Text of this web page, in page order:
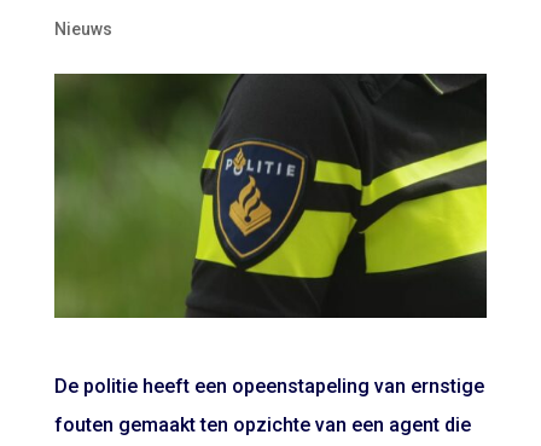
Nieuws
De politie heeft een opeenstapeling van ernstige
fouten gemaakt ten opzichte van een agent die